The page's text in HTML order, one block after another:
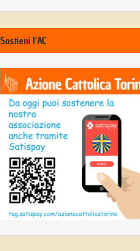
Sostieni l’AC